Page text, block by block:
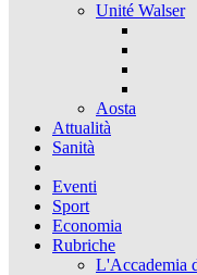
Unité Walser
Aosta
Attualità
Sanità
Eventi
Sport
Economia
Rubriche
L'Accademia